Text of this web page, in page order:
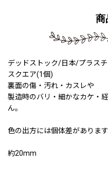
商
デッドストック/日本/プラス
スクエア(1個)
裏面の傷・汚れ・カスレや
製造時のバリ・細かなカケ・
ん。
色の出方には個体差があります
約20mm